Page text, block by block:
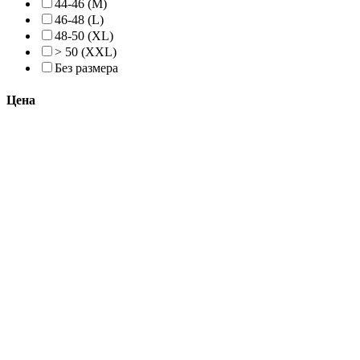
44-46 (M)
46-48 (L)
48-50 (XL)
> 50 (XXL)
Без размера
Цена